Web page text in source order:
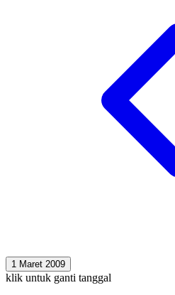
1 Maret 2009
klik untuk ganti tanggal